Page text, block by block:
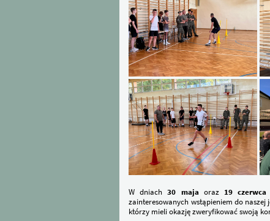
W dniach30 maja oraz 19 czerwca
zainteresowanych wstąpieniem do naszej
którzy mieli okazję zweryfikować swoją